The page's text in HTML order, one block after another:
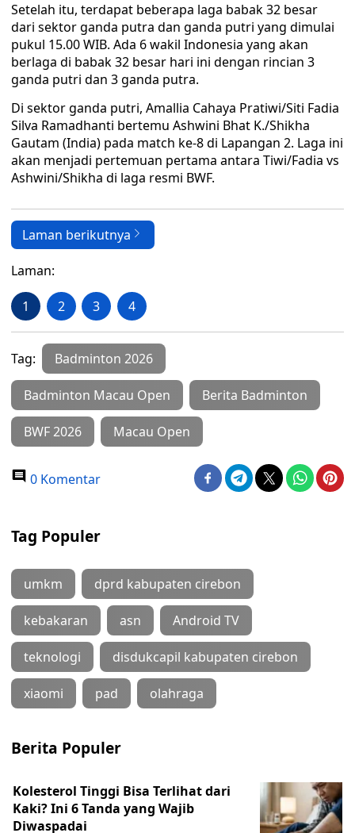
Setelah itu, terdapat beberapa laga babak 32 besar
dari sektor ganda putra dan ganda putri yang dimulai
pukul 15.00 WIB. Ada 6 wakil Indonesia yang akan
berlaga di babak 32 besar hari ini dengan rincian 3
ganda putri dan 3 ganda putra.
Di sektor ganda putri, Amallia Cahaya Pratiwi/Siti Fadia
Silva Ramadhanti bertemu Ashwini Bhat K./Shikha
Gautam (India) pada match ke-8 di Lapangan 2. Laga ini
akan menjadi pertemuan pertama antara Tiwi/Fadia vs
Ashwini/Shikha di laga resmi BWF.
Laman berikutnya
Laman:
1 2 3 4
Tag: Badminton 2026
Badminton Macau Open Berita Badminton
BWF 2026 Macau Open
0 Komentar
Tag Populer
umkm dprd kabupaten cirebon
kebakaran asn Android TV
teknologi disdukcapil kabupaten cirebon
xiaomi pad olahraga
Berita Populer
Kolesterol Tinggi Bisa Terlihat dari
Kaki? Ini 6 Tanda yang Wajib
Diwaspadai